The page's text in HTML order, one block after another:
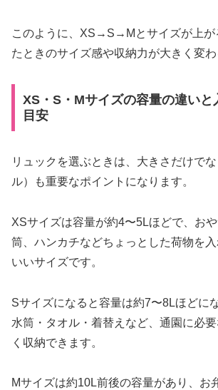
このように、XS→S→Mとサイズが上が
たときのサイズ感や収納力が大きく変わ
XS・S・Mサイズの容量の違いと
目安
リュックを選ぶときは、大きさだけで
ル）も重要なポイントになります。
XSサイズは容量が約4〜5Lほどで、お
筒、ハンカチなどちょっとした荷物を
いいサイズです。
Sサイズになると容量は約7〜8Lほどに
水筒・タオル・着替えなど、通園に必
く収納できます。
Mサイズは約10L前後の容量があり、お